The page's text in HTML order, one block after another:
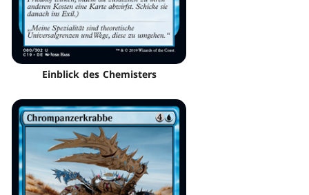
Einblick des Chemisters